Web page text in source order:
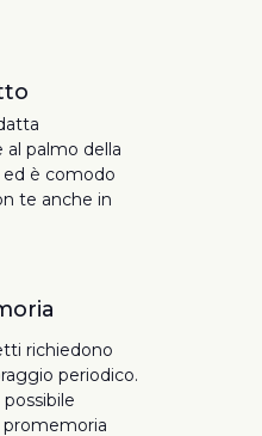
palmo della
è comodo
te anche in
richiedono
periodico.
possibile